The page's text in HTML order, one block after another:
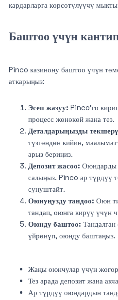
кардарларга көрсөтүлүүчү
Баштоо үчүн
Pinco казинону баштоо үчүн
аткарыңыз:
Эсеп жазуу: Pinco’го
процесс жөнөкөй жана тез.
Деталдарыңызды
түзгөндөн кийин,
арыз бериңиз.
Депозит жасоо: Оюндарды
салыңыз. Pinco ар түрдүү
сунуштайт.
Оюнуңузду тандоо: Оюн
тандап, оюнга кирүү үчүн
Оюнду баштоо:
үйрөнүп, оюнду баштаңыз.
Жаңы оюнчулар үчүн
Тез арада депозит жана
Ар түрдүү оюндардын